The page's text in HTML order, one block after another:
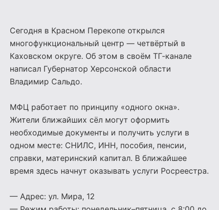
Сегодня в Красном Перекопе открылся
многофункциональный центр — четвёртый в
Каховском округе. Об этом в своём ТГ-канале
написал Губернатор Херсонской области
Владимир Сальдо.
МФЦ работает по принципу «одного окна».
Жители ближайших сёл могут оформить
необходимые документы и получить услуги в
одном месте: СНИЛС, ИНН, пособия, пенсии,
справки, материнский капитал. В ближайшее
время здесь начнут оказывать услуги Росреестра.
— Адрес: ул. Мира, 12